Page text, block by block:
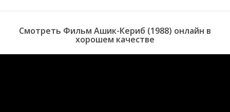
Смотреть Фильм Ашик-Кериб (1988) онлайн в
хорошем качестве